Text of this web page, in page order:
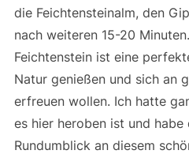
die Feichtensteinalm, den
nach weiteren 15-20
Feichtenstein ist eine
Natur genießen und sich an
erfreuen wollen. Ich hatte
es hier heroben ist und habe
Rundumblick an diesem